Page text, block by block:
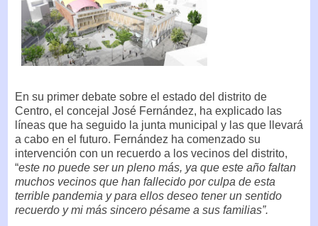
En su primer debate sobre el estado del distrito de
Centro, el concejal José Fernández, ha explicado las
líneas que ha seguido la junta municipal y las que llevará
a cabo en el futuro. Fernández ha comenzado su
intervención con un recuerdo a los vecinos del distrito,
“este no puede ser un pleno más, ya que este año faltan
muchos vecinos que han fallecido por culpa de esta
terrible pandemia y para ellos deseo tener un sentido
recuerdo y mi más sincero pésame a sus familias”.